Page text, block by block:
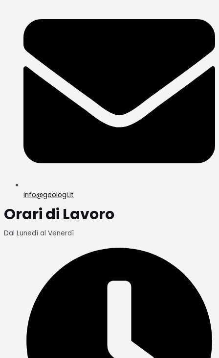
info@geologi.it
Orari di Lavoro
Dal Lunedì al Venerdì